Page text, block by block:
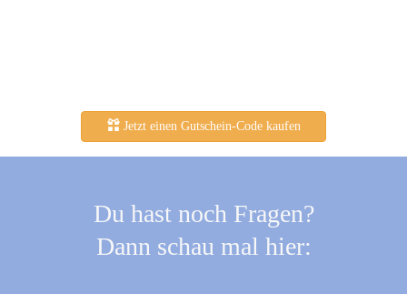
Jetzt einen Gutschein-Code kaufen
Du hast noch Fragen?
Dann schau mal hier: